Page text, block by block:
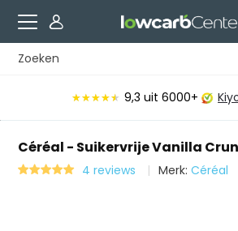
★★★★★
★★★★★ 9,3 uit 6000+
Céréal - Suikervrije Vanilla
4 reviews Merk:Céréal